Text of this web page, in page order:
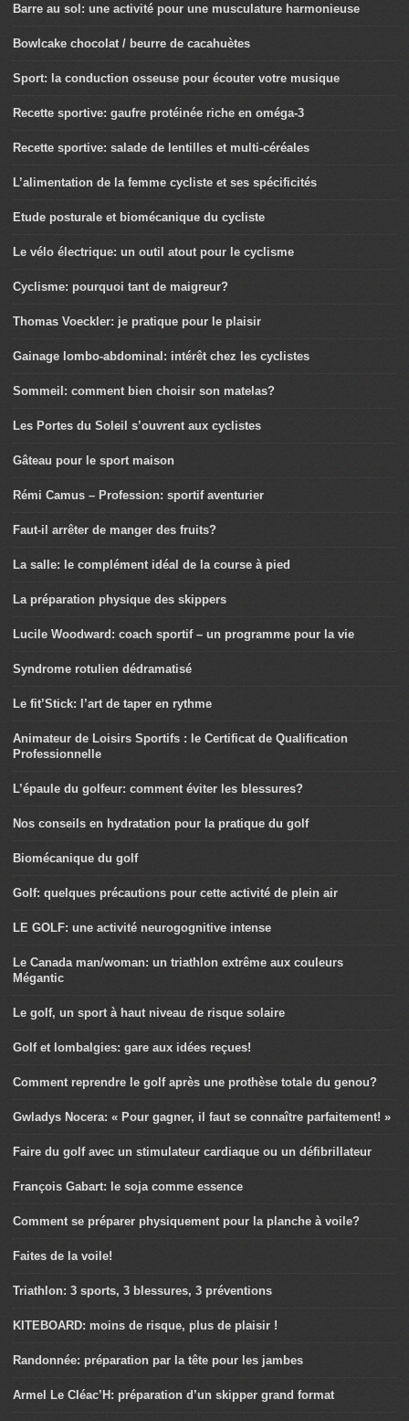
Barre au sol: une activité pour une musculature harmonieuse
Bowlcake chocolat / beurre de cacahuètes
Sport: la conduction osseuse pour écouter votre musique
Recette sportive: gaufre protéinée riche en oméga-3
Recette sportive: salade de lentilles et multi-céréales
L’alimentation de la femme cycliste et ses spécificités
Etude posturale et biomécanique du cycliste
Le vélo électrique: un outil atout pour le cyclisme
Cyclisme: pourquoi tant de maigreur?
Thomas Voeckler: je pratique pour le plaisir
Gainage lombo-abdominal: intérêt chez les cyclistes
Sommeil: comment bien choisir son matelas?
Les Portes du Soleil s’ouvrent aux cyclistes
Gâteau pour le sport maison
Rémi Camus – Profession: sportif aventurier
Faut-il arrêter de manger des fruits?
La salle: le complément idéal de la course à pied
La préparation physique des skippers
Lucile Woodward: coach sportif – un programme pour la vie
Syndrome rotulien dédramatisé
Le fit’Stick: l’art de taper en rythme
Animateur de Loisirs Sportifs : le Certificat de Qualification
Professionnelle
L’épaule du golfeur: comment éviter les blessures?
Nos conseils en hydratation pour la pratique du golf
Biomécanique du golf
Golf: quelques précautions pour cette activité de plein air
LE GOLF: une activité neurogognitive intense
Le Canada man/woman: un triathlon extrême aux couleurs
Mégantic
Le golf, un sport à haut niveau de risque solaire
Golf et lombalgies: gare aux idées reçues!
Comment reprendre le golf après une prothèse totale du genou?
Gwladys Nocera: « Pour gagner, il faut se connaître parfaitement! »
Faire du golf avec un stimulateur cardiaque ou un défibrillateur
François Gabart: le soja comme essence
Comment se préparer physiquement pour la planche à voile?
Faites de la voile!
Triathlon: 3 sports, 3 blessures, 3 préventions
KITEBOARD: moins de risque, plus de plaisir !
Randonnée: préparation par la tête pour les jambes
Armel Le Cléac’H: préparation d’un skipper grand format